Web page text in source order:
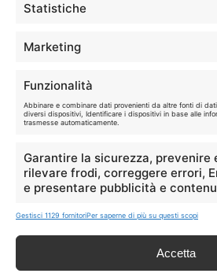
Statistiche
Marketing
Funzionalità
Abbinare e combinare dati provenienti da altre fonti di
diversi dispositivi, Identificare i dispositivi in base alle
trasmesse automaticamente.
Garantire la sicurezza, prevenire
rilevare frodi, correggere errori,
e presentare pubblicità e
Gestisci 1129 fornitoriPer saperne di più su questi scopi
Accetta
guadagno dagli acquisti idonei.
Note Legali|Cookie Policy
Chi Siamo